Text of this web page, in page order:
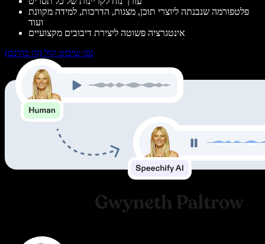
פלטפורמה שנבנתה ליוצרי תוכן, מצגות, הדרכות, למידה מקוונת
ועוד
אינטגרציה פשוטה ליצירת דיבובים מקצועיים
נסו שיבוט קול (זה בחינם)